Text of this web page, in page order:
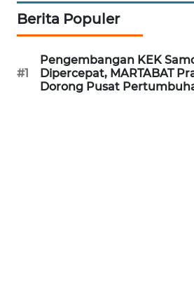
Berita Populer
#1
Pengembangan KEK
Dipercepat, MARTABAT
Dorong Pusat
WN
PURWAKARTA
WN
PRIANGAN
TIMUR